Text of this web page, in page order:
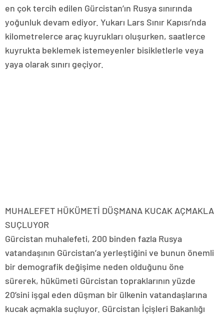
en çok tercih edilen Gürcistan’ın Rusya sınırında
yoğunluk devam ediyor. Yukarı Lars Sınır Kapısı’nda
kilometrelerce araç kuyrukları oluşurken, saatlerce
kuyrukta beklemek istemeyenler bisikletlerle veya
yaya olarak sınırı geçiyor.
MUHALEFET HÜKÜMETİ DÜŞMANA KUCAK AÇMAKLA
SUÇLUYOR
Gürcistan muhalefeti, 200 binden fazla Rusya
vatandaşının Gürcistan’a yerleştiğini ve bunun önemli
bir demografik değişime neden olduğunu öne
sürerek, hükümeti Gürcistan topraklarının yüzde
20’sini işgal eden düşman bir ülkenin vatandaşlarına
kucak açmakla suçluyor. Gürcistan İçişleri Bakanlığı